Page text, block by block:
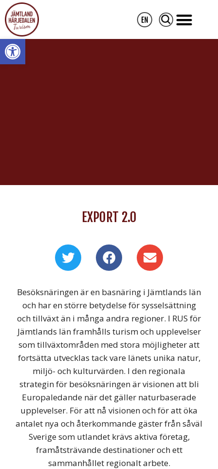
Open toolbar
EXPORT 2.0
Besöksnäringen är en basnäring i Jämtlands län
och har en större betydelse för sysselsättning
och tillväxt än i många andra regioner. I RUS för
Jämtlands län framhålls turism och upplevelser
som tillväxtområden med stora möjligheter att
fortsätta utvecklas tack vare länets unika natur,
miljö- och kulturvärden. I den regionala
strategin för besöksnäringen är visionen att bli
Europaledande när det gäller naturbaserade
upplevelser. För att nå visionen och för att öka
antalet nya och återkommande gäster från såväl
Sverige som utlandet krävs aktiva företag,
framåtsträvande destinationer och ett
sammanhållet regionalt arbete.